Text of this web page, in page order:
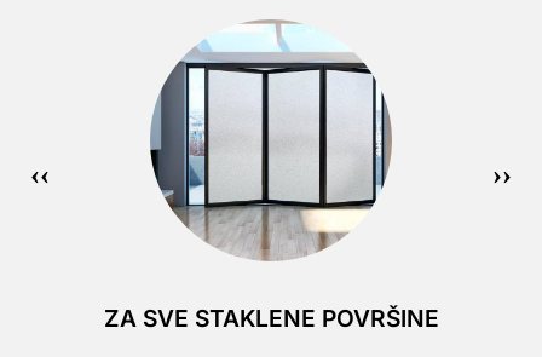
ZA SVE STAKLENE POVRŠINE